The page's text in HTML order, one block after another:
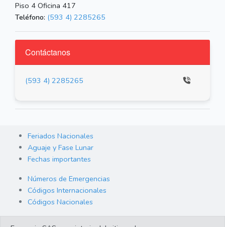
Piso 4 Oficina 417
Teléfono: (593 4) 2285265
Contáctanos
(593 4) 2285265
Feriados Nacionales
Aguaje y Fase Lunar
Fechas importantes
Números de Emergencias
Códigos Internacionales
Códigos Nacionales